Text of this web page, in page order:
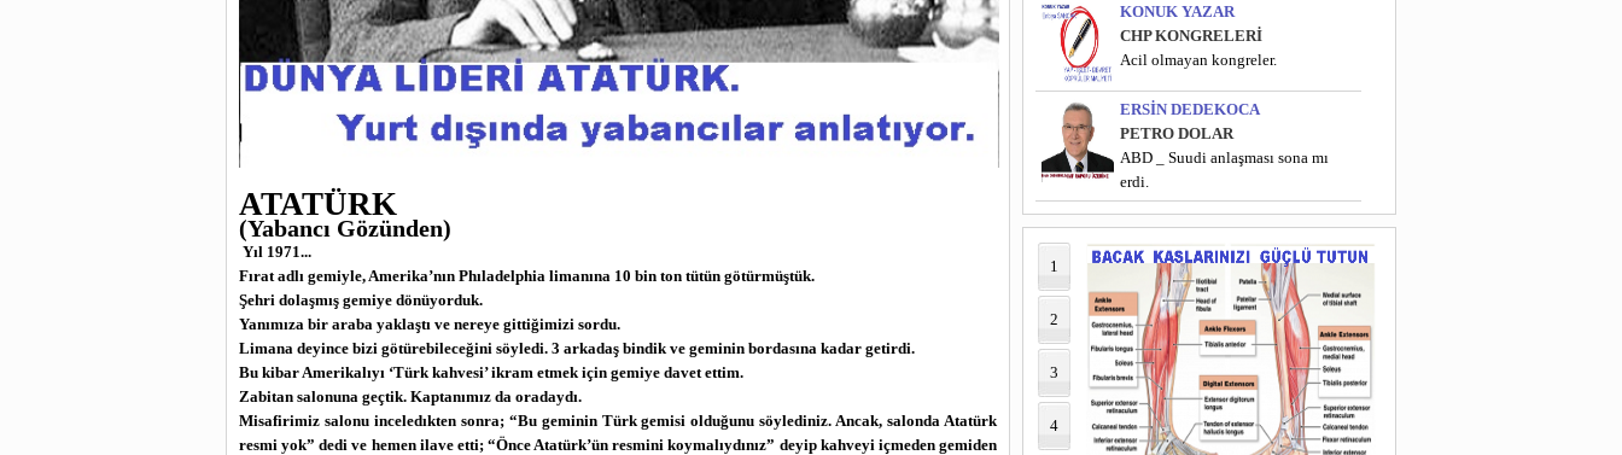
ATATÜRK
(Yabancı Gözünden)
Yıl 1971...
Fırat adlı gemiyle, Amerika’nın Phıladelphia limanına 10 bin ton tütün götürmüştük.
Şehri dolaşmış gemiye dönüyorduk.
Yanımıza bir araba yaklaştı ve nereye gittiğimizi sordu.
Limana deyince bizi götürebileceğini söyledi. 3 arkadaş bindik ve geminin bordasına kadar getirdi.
Bu kibar Amerikalıyı ‘Türk kahvesi’ ikram etmek için gemiye davet ettim.
Zabitan salonuna geçtik. Kaptanımız da oradaydı.
Misafirimiz salonu inceledıkten sonra; “Bu geminin Türk gemisi olduğunu söylediniz. Ancak, salonda Atatürk
resmi yok” dedi ve hemen ilave etti; “Önce Atatürk’ün resmini koymalıydınız” deyip kahveyi içmeden gemiden
KONUK YAZAR
CHP KONGRELERİ
Acil olmayan kongreler.
ERSİN DEDEKOCA
PETRO DOLAR
ABD _ Suudi anlaşması sona mı
erdi.
1
2
3
4